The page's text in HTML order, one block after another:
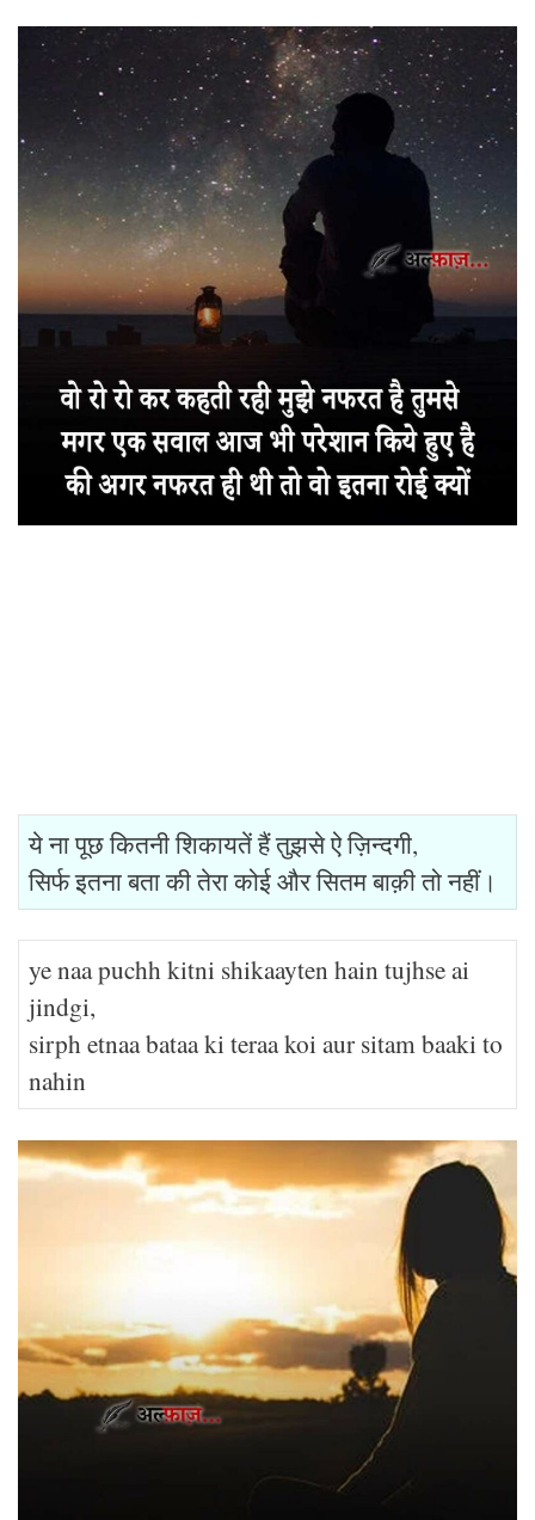
ये ना पूछ कितनी शिकायतें हैं तुझसे ऐ ज़िन्दगी,
सिर्फ इतना बता की तेरा कोई और सितम बाक़ी तो नहीं।
ye naa puchh kitni shikaayten hain tujhse ai
jindgi,
sirph etnaa bataa ki teraa koi aur sitam baaki to
nahin